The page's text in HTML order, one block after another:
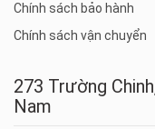
Chính sách bảo hành
Chính sách vận chuyển
273 Trường
Nam